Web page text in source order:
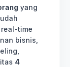
yang
time
bisnis,
4